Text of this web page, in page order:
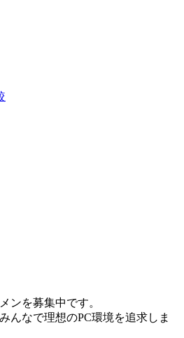
ンを募集中です。
んなで理想のPC環境を追求しま